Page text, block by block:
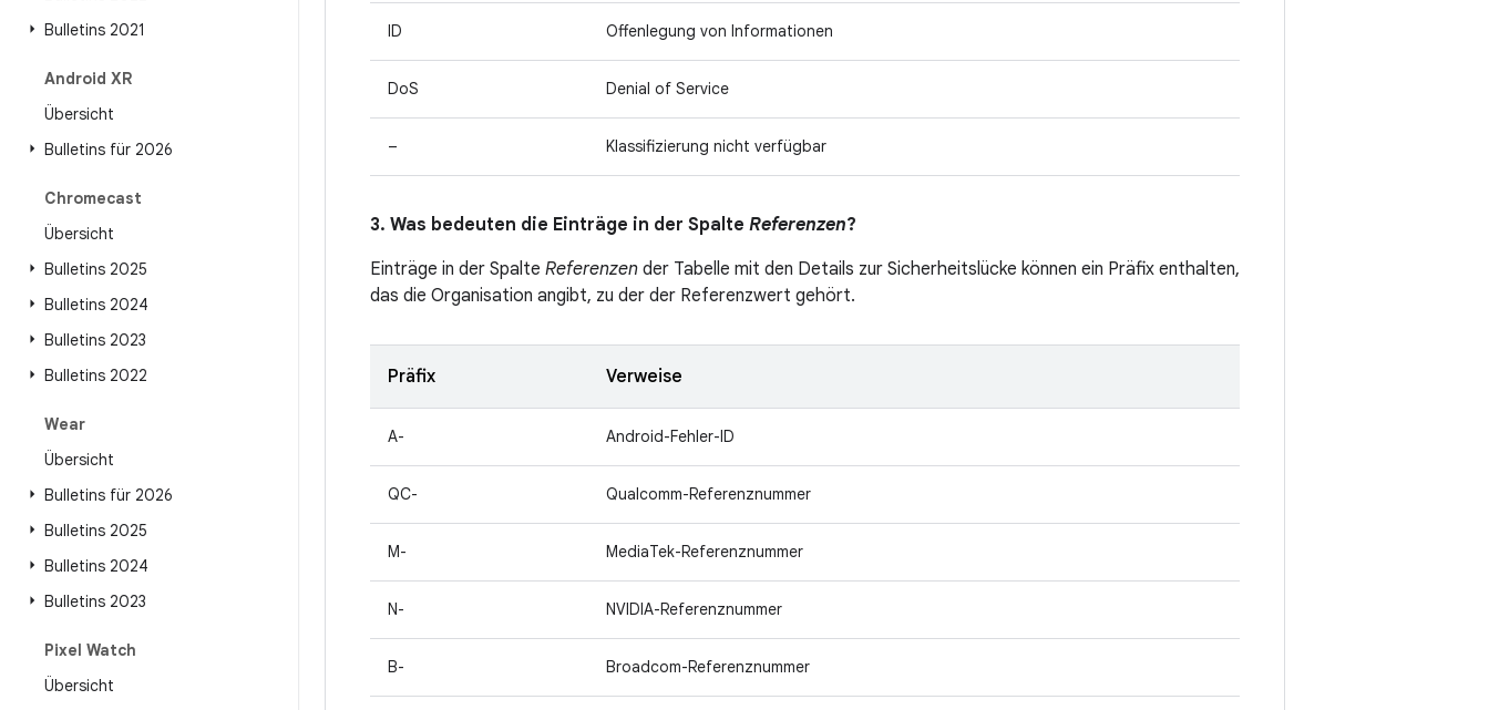
Bulletins 2021
Android XR
Übersicht
Bulletins für 2026
Chromecast
Übersicht
Bulletins 2025
Bulletins 2024
Bulletins 2023
Bulletins 2022
Wear
Übersicht
Bulletins für 2026
Bulletins 2025
Bulletins 2024
Bulletins 2023
Pixel Watch
Übersicht
ID Offenlegung von Informationen
DoS Denial of Service
– Klassifizierung nicht verfügbar
3. Was bedeuten die Einträge in der Spalte Referenzen?
Einträge in der Spalte Referenzen der Tabelle mit den Details zur Sicherheitslücke können ein Präfix enthalten,
das die Organisation angibt, zu der der Referenzwert gehört.
Präfix Verweise
A- Android-Fehler-ID
QC- Qualcomm-Referenznummer
M- MediaTek-Referenznummer
N- NVIDIA-Referenznummer
B- Broadcom-Referenznummer